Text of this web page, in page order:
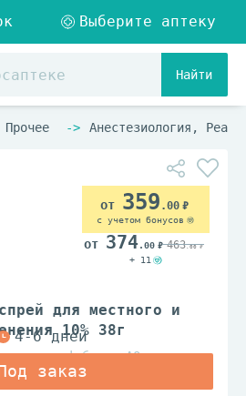
Найти
Прочее Анестезиология,
для местного и
10% 38г
фабрика АО
359 .00
с учетом бонусов
374.00 463.00
+ 11